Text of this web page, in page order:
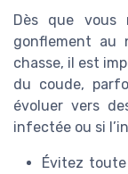
Dès que vous
gonflement au
chasse, il est
du coude,
évoluer vers
infectée ou si
Évitez